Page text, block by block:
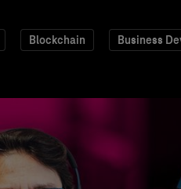
Blockchain Business